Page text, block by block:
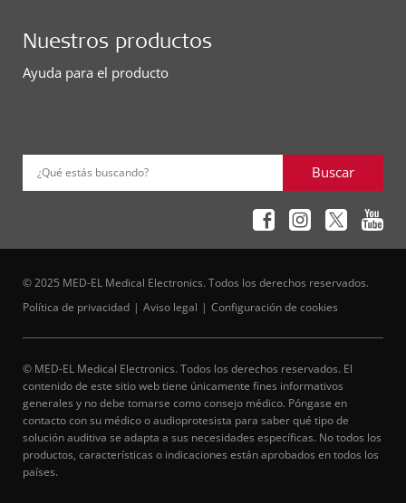
Nuestros productos
Ayuda para el producto
¿Qué estás buscando? Buscar
© 2025 MED-EL Medical Electronics. Todos los derechos reservados.
Política de privacidad
Aviso legal Configuración de cookies
© MED-EL Medical Electronics. Todos los derechos reservados. El
contenido de este sitio web tiene únicamente fines informativos
generales y no debe tomarse como consejo médico. Póngase en
contacto con su médico o audioprotesista para saber qué tipo de
solución auditiva se adapta a sus necesidades específicas. No todos los
productos, características o indicaciones están aprobados en todos los
países.